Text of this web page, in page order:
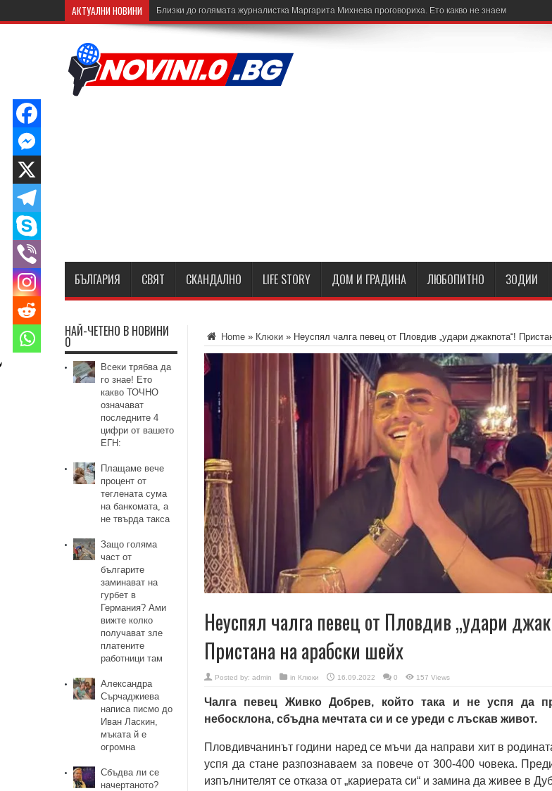
АКТУАЛНИ НОВИНИ Близки до голямата журналистка Маргарита Михнева проговориха. Ето какво не знаем
БЪЛГАРИЯ СВЯТ СКАНДАЛНО LIFE STORY ДОМ И ГРАДИНА ЛЮБОПИТНО ЗОДИИ
Home » Клюки » Неуспял чалга певец от Пловдив „удари джакпота“!
Неуспял чалга певец от Пловдив „удари
Пристана на арабски шейх
Posted by: admin in Клюки 16.09.2022 0 157 Views
Чалга певец Живко Добрев, който така и не успя да
небосклона, сбъдна мечтата си и се уреди с лъскав живот.
Пловдивчанинът години наред се мъчи да направи хит в
успя да стане разпознаваем за повече от 300-400 човека.
изпълнителят се отказа от „кариерата си“ и замина да живее в
НАЙ-ЧЕТЕНО В НОВИНИ
0
Всеки трябва да
го знае! Ето
какво ТОЧНО
означават
последните 4
цифри от вашето
ЕГН:
Плащаме вече
процент от
теглената сума
на банкомата, а
не твърда такса
Защо голяма
част от
българите
заминават на
гурбет в
Германия? Ами
вижте колко
получават зле
платените
работници там
Александра
Сърчаджиева
написа писмо до
Иван Ласкин,
мъката й е
огромна
Сбъдва ли се
начертаното?